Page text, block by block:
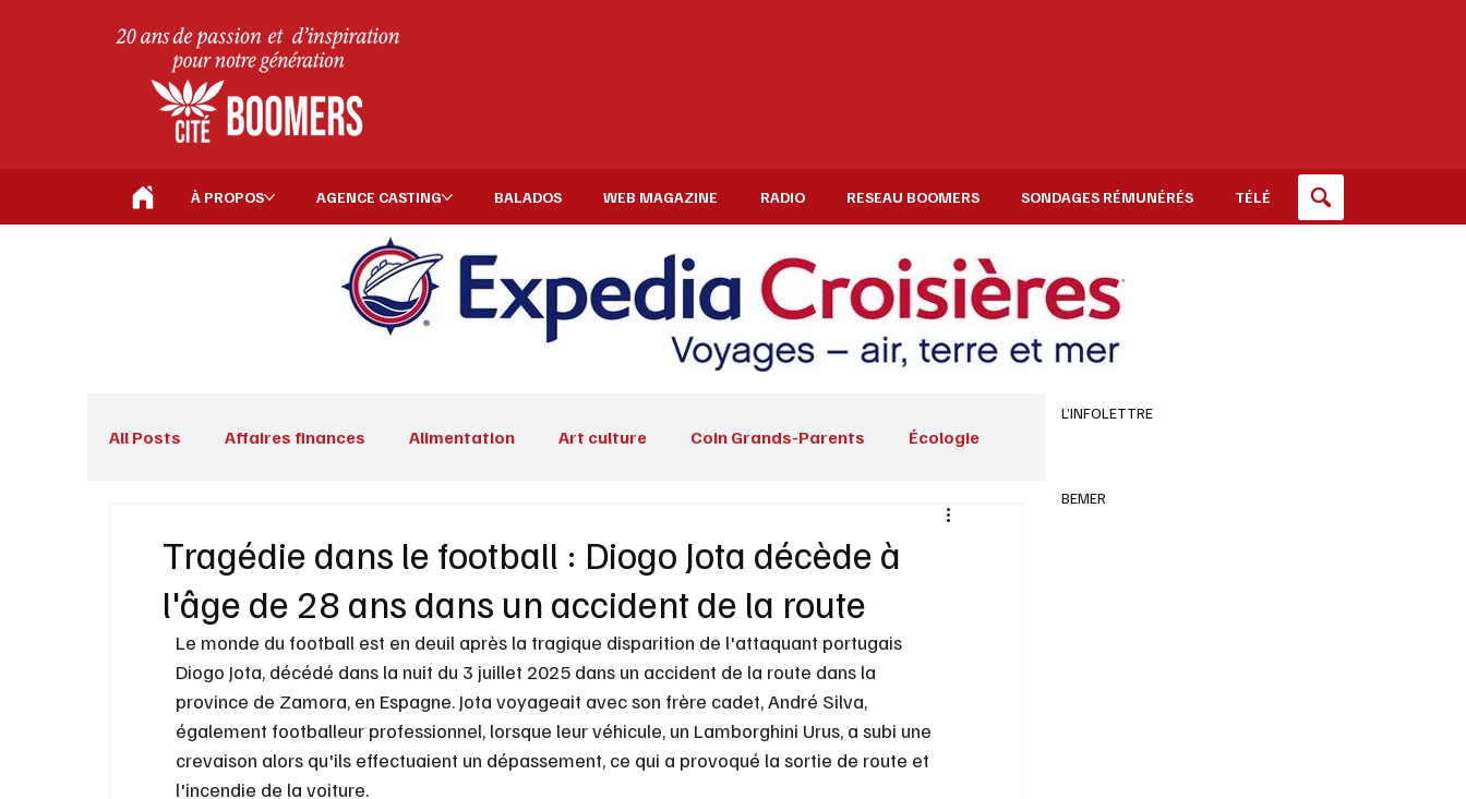
À PROPOS AGENCE CASTING BALADOS WEB MAGAZINE RADIO RESEAU BOOMERS SONDAGES RÉMUNÉRÉS TÉLÉ
All Posts Affaires finances Alimentation Art culture Coin Grands-Parents Écologie
Voyages
Bien-Être Beauté Mode Maison Vins Alcools Technologie Concours
Tragédie dans le football : Diogo Jota décède à
l'âge de 28 ans dans un accident de la route
Le monde du football est en deuil après la tragique disparition de l'attaquant portugais
Diogo Jota, décédé dans la nuit du 3 juillet 2025 dans un accident de la route dans la
province de Zamora, en Espagne. Jota voyageait avec son frère cadet, André Silva,
également footballeur professionnel, lorsque leur véhicule, un Lamborghini Urus, a subi une
crevaison alors qu'ils effectuaient un dépassement, ce qui a provoqué la sortie de route et
l'incendie de la voiture.
L’INFOLETTRE
BEMER